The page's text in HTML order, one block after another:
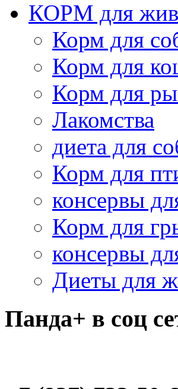
КОРМ для
Корм для
Корм для
Корм для
Лакомства
диета для
Корм для
консервы
Корм для
консервы
Диеты для
Панда+ в соц